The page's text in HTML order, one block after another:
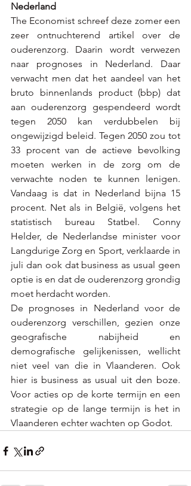
Nederland
The Economist schreef deze zomer een
zeer ontnuchterend artikel over de
ouderenzorg. Daarin wordt verwezen
naar prognoses in Nederland. Daar
verwacht men dat het aandeel van het
bruto binnenlands product (bbp) dat
aan ouderenzorg gespendeerd wordt
tegen 2050 kan verdubbelen bij
ongewijzigd beleid. Tegen 2050 zou tot
33 procent van de actieve bevolking
moeten werken in de zorg om de
verwachte noden te kunnen lenigen.
Vandaag is dat in Nederland bijna 15
procent. Net als in België, volgens het
statistisch bureau Statbel. Conny
Helder, de Nederlandse minister voor
Langdurige Zorg en Sport, verklaarde in
juli dan ook dat business as usual geen
optie is en dat de ouderenzorg grondig
moet herdacht worden.
De prognoses in Nederland voor de
ouderenzorg verschillen, gezien onze
geografische nabijheid en
demografische gelijkenissen, wellicht
niet veel van die in Vlaanderen. Ook
hier is business as usual uit den boze.
Voor acties op de korte termijn en een
strategie op de lange termijn is het in
Vlaanderen echter wachten op Godot.